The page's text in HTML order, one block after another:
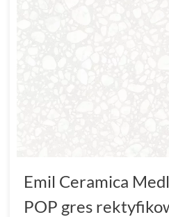
Emil Ceramica
POP gres